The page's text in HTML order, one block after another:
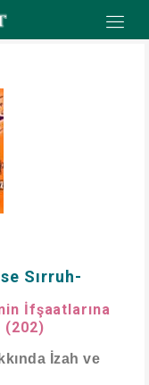
Sırruh-
İfşaatlarına
(202)
İzah ve